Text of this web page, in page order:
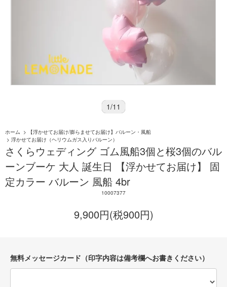
1/11
ホーム >
【浮かせてお届け/膨らませてお届け】バルーン・風船
> 浮かせてお届け（ヘリウムガス入りバルーン）
さくらウェディング ゴム風船3個と桜3個のバル
ーンブーケ 大人 誕生日 【浮かせてお届け】 固
定カラー バルーン 風船 4br
10007377
9,900円(税900円)
無料メッセージカード（印字内容は備考欄へお書きください）